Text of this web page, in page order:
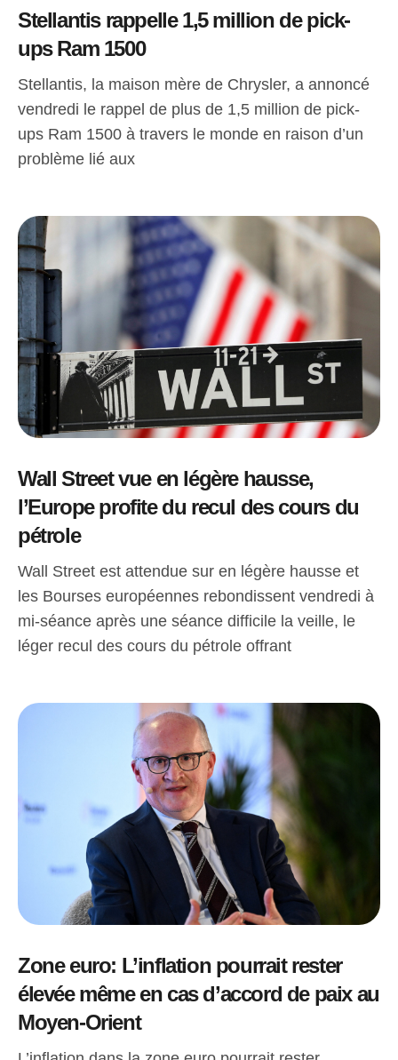
Stellantis rappelle 1,5 million de pick-
ups Ram 1500
Stellantis, la maison mère de Chrysler, a annoncé
vendredi le rappel de plus de 1,5 million de pick-
ups Ram 1500 à travers le monde en raison d’un
problème lié aux
Wall Street vue en légère hausse,
l’Europe profite du recul des cours du
pétrole
Wall Street est attendue sur en légère hausse et
les Bourses européennes rebondissent vendredi à
mi-séance après une séance difficile la veille, le
léger recul des cours du pétrole offrant
Zone euro: L’inflation pourrait rester
élevée même en cas d’accord de paix au
Moyen-Orient